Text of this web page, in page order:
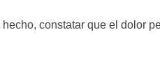
constatar que el dolor